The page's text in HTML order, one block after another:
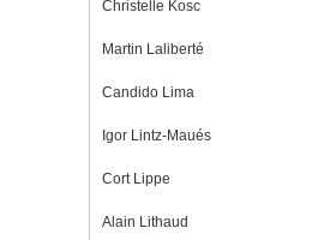
Christelle Kosc
Martin Laliberté
Candido Lima
Igor Lintz-Maués
Cort Lippe
Alain Lithaud